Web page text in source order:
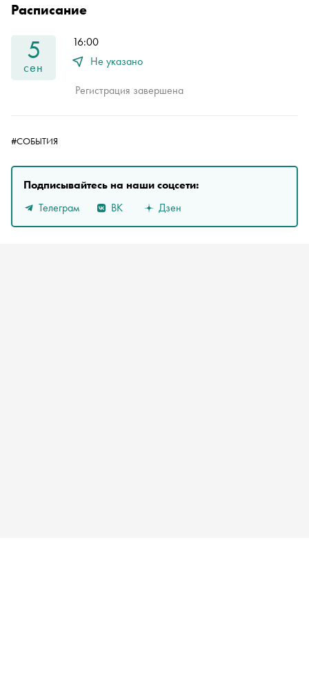
Расписание
5
сен
16:00
Не указано
Регистрация завершена
#СОБЫТИЯ
Подписывайтесь на наши соцсети:
Телеграм
ВК Дзен